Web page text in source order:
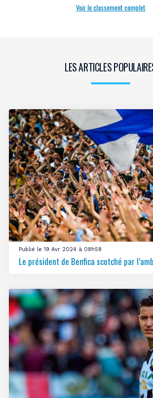
Voir le classement complet
LES ARTICLES
Publié le 19 Avr 2024 à 08h58
Le président de Benfica scotché par